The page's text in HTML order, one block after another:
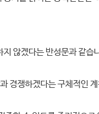
않겠다는 반성문과 같습
경쟁하겠다는 구체적인